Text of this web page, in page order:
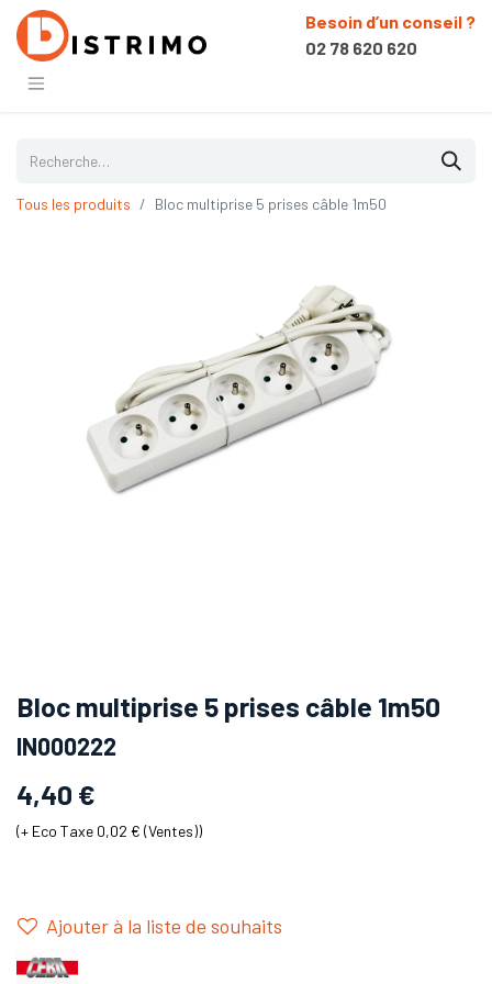
Besoin d’un conseil ?
02 78 620 620
Tous les produits Bloc multiprise 5 prises câble 1m50
Bloc multiprise 5 prises câble 1m50
IN000222
4,40 €
(+ Eco Taxe 0,02 € (Ventes))
Ajouter à la liste de souhaits